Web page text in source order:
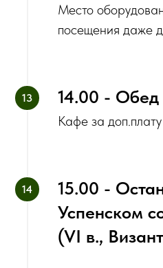
Место
посещения даже
‌‌14.00 - Обед
Кафе за доп.плату
15.00 -
Успенском
(VI в.,